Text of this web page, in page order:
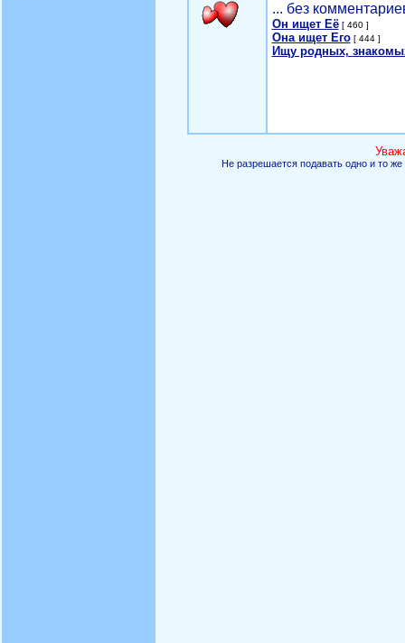
... без
Он ищет Её[ 460 ]
Она ищет Его[ 444 ]
Ищу родных,
Не разрешается подавать одно и то